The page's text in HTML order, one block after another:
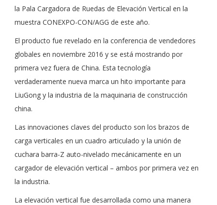
la Pala Cargadora de Ruedas de Elevación Vertical en la
muestra CONEXPO-CON/AGG de este año.
El producto fue revelado en la conferencia de vendedores
globales en noviembre 2016 y se está mostrando por
primera vez fuera de China. Esta tecnología
verdaderamente nueva marca un hito importante para
LiuGong y la industria de la maquinaria de construcción
china.
Las innovaciones claves del producto son los brazos de
carga verticales en un cuadro articulado y la unión de
cuchara barra-Z auto-nivelado mecánicamente en un
cargador de elevación vertical – ambos por primera vez en
la industria.
La elevación vertical fue desarrollada como una manera